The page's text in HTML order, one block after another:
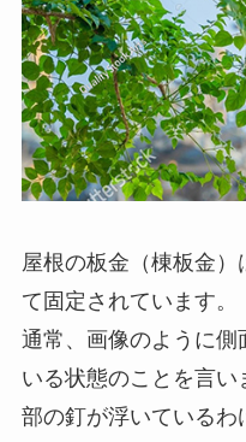
屋根の板金（棟板金）
て固定されています。
通常、画像のように側
いる状態のことを言
部の釘が浮いているわ